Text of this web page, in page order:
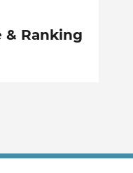
& Ranking